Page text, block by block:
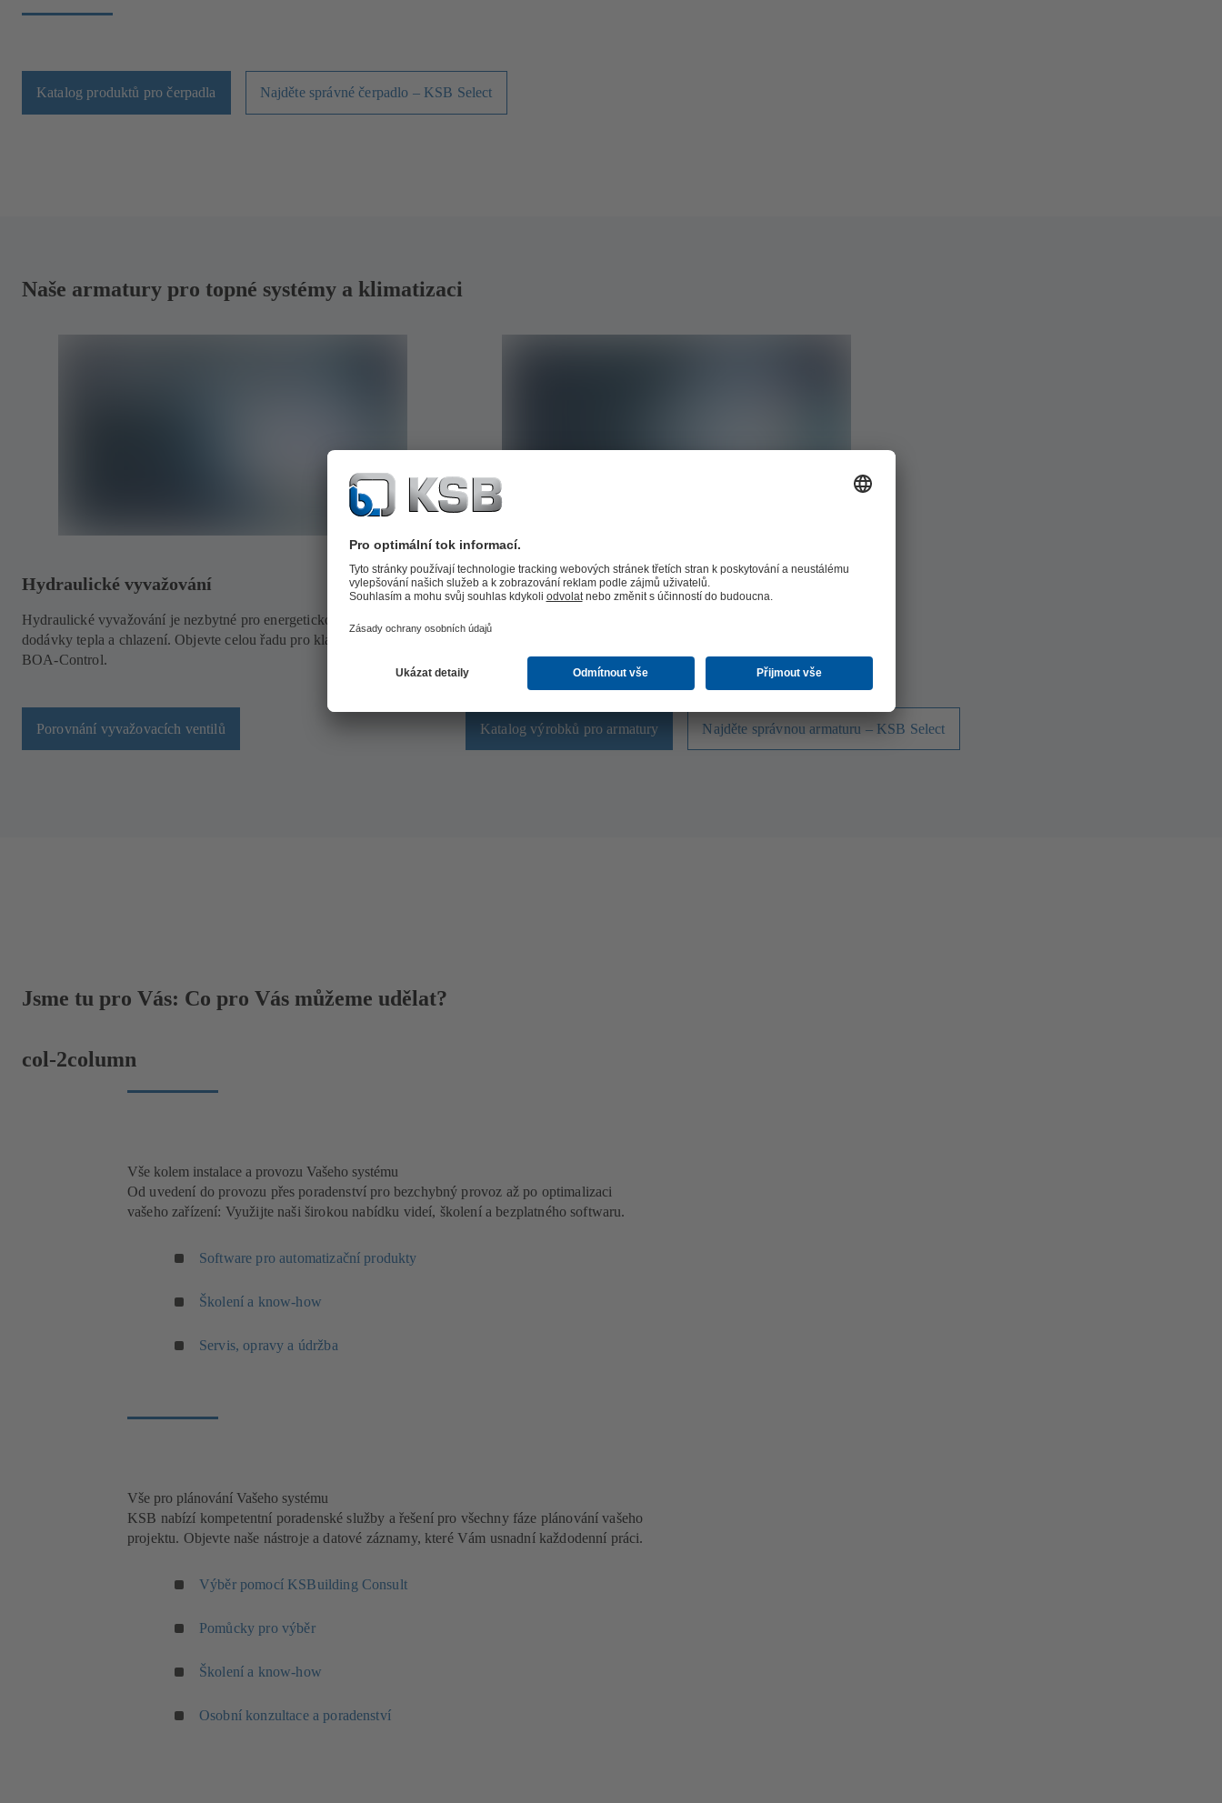
Katalog produktů pro čerpadla Najděte správné čerpadlo – KSB Select
Naše armatury pro topné systémy a klimatizaci
Hydraulické vyvažování
Hydraulické vyvažování je nezbytné pro energetickou účinnost
dodávky tepla a chlazení. Objevte celou řadu pro klasické vyvažování s
BOA-Control.
Porovnání vyvažovacích ventilů
Vysoce kvalitní armatury KSB pro všechny aplikace
vytápění, větrání a klimatizace
Náše porfolio armatur pokrývá všechny aplikace pro technická
vybavení budov. Ať už se jedná o uzavírací klapky, kulové ventily,
šoupátka nebo kulové kohouty. U KSB určitě najdete ten správný
Katalog výrobků pro armatury Najděte správnou armaturu – KSB Select
Jsme tu pro Vás: Co pro Vás můžeme udělat?
col-2column
Vše kolem instalace a provozu Vašeho systému
Od uvedení do provozu přes poradenství pro bezchybný provoz až po optimalizaci
vašeho zařízení: Využijte naši širokou nabídku videí, školení a bezplatného softwaru.
Software pro automatizační produkty
Školení a know-how
Servis, opravy a údržba
Vše pro plánování Vašeho systému
KSB nabízí kompetentní poradenské služby a řešení pro všechny fáze plánování vašeho
projektu. Objevte naše nástroje a datové záznamy, které Vám usnadní každodenní práci.
Výběr pomocí KSBuilding Consult
Pomůcky pro výběr
Školení a know-how
Osobní konzultace a poradenství